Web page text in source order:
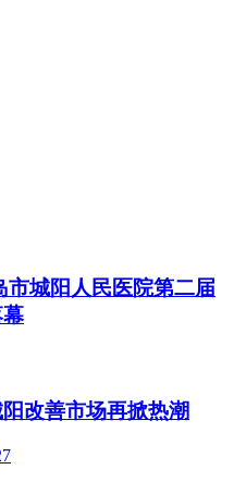
城阳人民医院第二届
改善市场再掀热潮